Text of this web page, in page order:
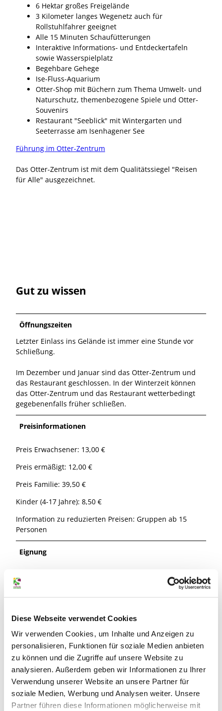
Diese Webseite verwendet Cookies
Wir verwenden Cookies, um Inhalte und Anzeigen zu
personalisieren, Funktionen für soziale Medien anbieten
zu können und die Zugriffe auf unsere Website zu
analysieren. Außerdem geben wir Informationen zu Ihrer
Verwendung unserer Website an unsere Partner für
soziale Medien, Werbung und Analysen weiter. Unsere
Partner führen diese Informationen möglicherweise mit
6 Hektar großes Freigelände
3 Kilometer langes Wegenetz auch für
Rollstuhlfahrer geeignet
Alle 15 Minuten Schaufütterungen
Interaktive Informations- und Entdeckertafeln
sowie Wasserspielplatz
Begehbare Gehege
Ise-Fluss-Aquarium
Otter-Shop mit Büchern zum Thema Umwelt- und
Naturschutz, themenbezogene Spiele und Otter-
Souvenirs
Restaurant "Seeblick" mit Wintergarten und
Seeterrasse am Isenhagener See
Führung im Otter-Zentrum
Das Otter-Zentrum ist mit dem Qualitätssiegel "Reisen
für Alle" ausgezeichnet.
Gut zu wissen
Öffnungszeiten
Letzter Einlass ins Gelände ist immer eine Stunde vor
Schließung.
Im Dezember und Januar sind das Otter-Zentrum und
das Restaurant geschlossen. In der Winterzeit können
das Otter-Zentrum und das Restaurant wetterbedingt
gegebenenfalls früher schließen.
Preisinformationen
Preis Erwachsener: 13,00 €
Preis ermäßigt: 12,00 €
Preis Familie: 39,50 €
Kinder (4-17 Jahre): 8,50 €
Information zu reduzierten Preisen: Gruppen ab 15
Personen
Eignung
für Schulklassen
für Individualgäste
Senioren geeignet
für Kinder (jedes Alter)